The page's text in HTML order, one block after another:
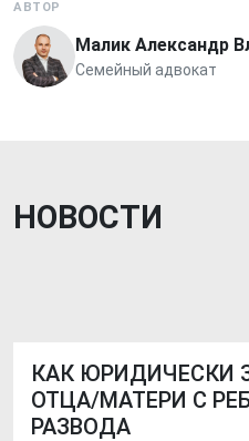
АВТОР
Малик Александр
Семейный адвокат
НОВОСТИ
КАК ЮРИДИЧЕСКИ
ОТЦА/МАТЕРИ С
РАЗВОДА